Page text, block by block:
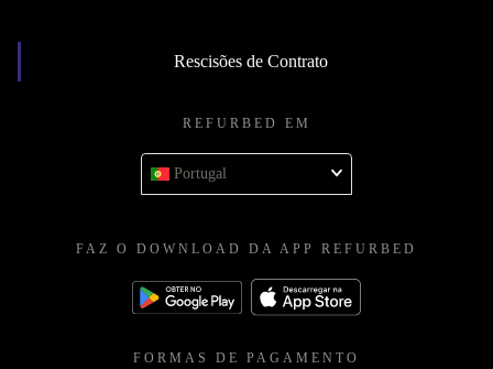
Rescisões de Contrato
REFURBED EM
Portugal
FAZ O DOWNLOAD DA APP REFURBED
FORMAS DE PAGAMENTO